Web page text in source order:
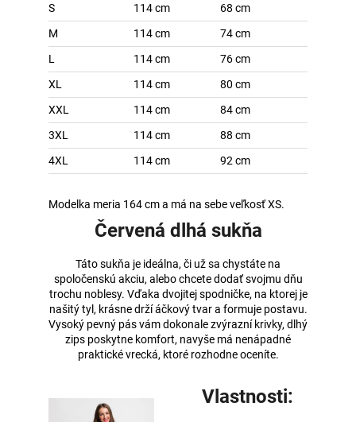
S
114 cm
68 cm
M
114 cm
74 cm
L
114 cm
76 cm
XL
114 cm
80 cm
XXL
114 cm
84 cm
3XL
114 cm
88 cm
4XL
114 cm 92 cm
Modelka meria 164 cm a má na sebe veľkosť XS.
Červená dlhá sukňa
Táto sukňa je ideálna, či už sa chystáte na
spoločenskú akciu, alebo chcete dodať svojmu dňu
trochu noblesy. Vďaka dvojitej spodničke, na ktorej je
našitý tyl, krásne drží áčkový tvar a formuje postavu.
Vysoký pevný pás vám dokonale zvýrazní krivky, dlhý
zips poskytne komfort, navyše má nenápadné
praktické vrecká, ktoré rozhodne oceníte.
Vlastnosti: